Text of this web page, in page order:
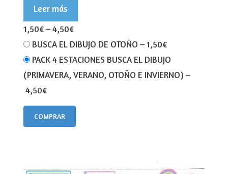
Leer más
1,50€–4,50€
BUSCA EL DIBUJO DE OTOÑO –1,50€
PACK 4 ESTACIONES BUSCA EL DIBUJO
(PRIMAVERA, VERANO, OTOÑO E INVIERNO) –
4,50€
COMPRAR